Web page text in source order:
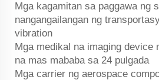
Mga kagamitan sa paggawa ng
nangangailangan ng
vibration
Mga medikal na imaging device
na mas mababa sa 24 pulgada
Mga carrier ng aerospace